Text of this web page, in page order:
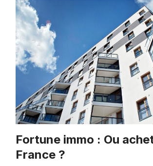
Fortune immo : Ou
France ?